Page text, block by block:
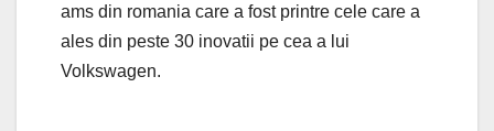
ams din romania care a fost printre cele care a
ales din peste 30 inovatii pe cea a lui
Volkswagen.